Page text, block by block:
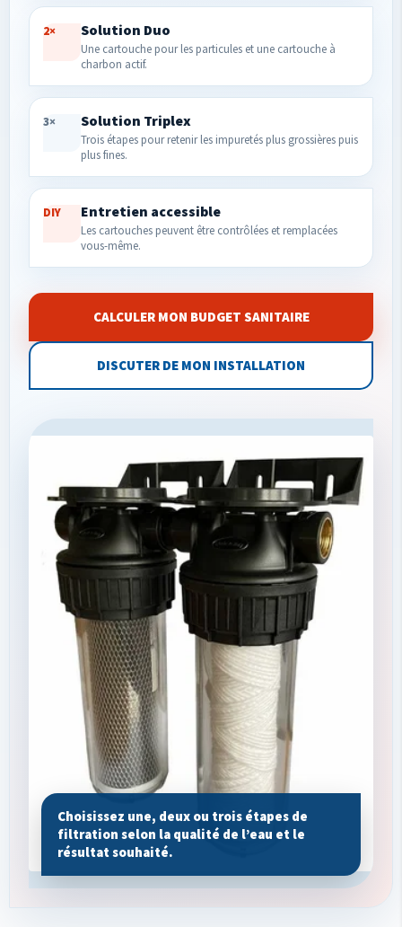
2× Solution Duo
Une cartouche pour les particules et une cartouche à
charbon actif.
3× Solution Triplex
Trois étapes pour retenir les impuretés plus grossières puis
plus fines.
DIY Entretien accessible
Les cartouches peuvent être contrôlées et remplacées
vous-même.
CALCULER MON BUDGET SANITAIRE
DISCUTER DE MON INSTALLATION
Choisissez une, deux ou trois étapes de
filtration selon la qualité de l’eau et le
résultat souhaité.